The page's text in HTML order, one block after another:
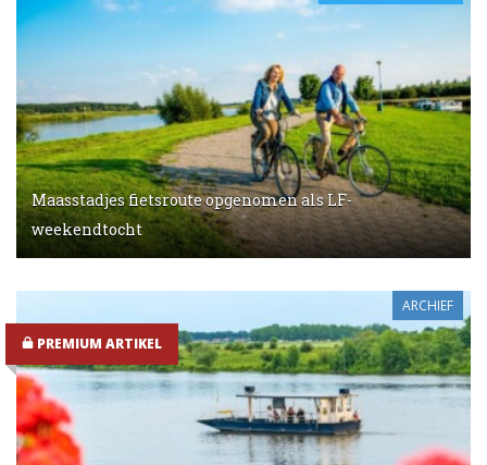
Maasstadjes fietsroute opgenomen als LF-
weekendtocht
PREMIUM ARTIKEL
ARCHIEF